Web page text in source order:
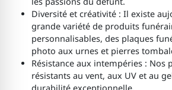
Diversité et créativité : Il existe
grande variété de produits
personnalisables, des plaques
photo aux urnes et pierres
Résistance aux intempéries : Nos
résistants au vent, aux UV et au